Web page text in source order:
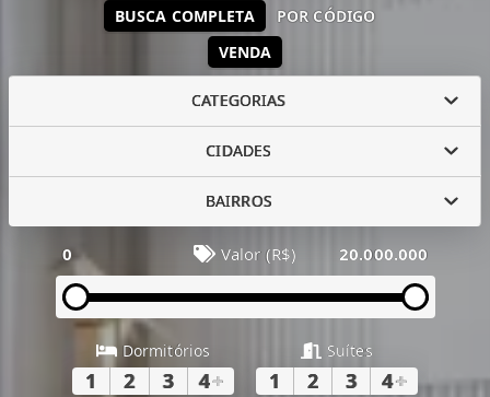
VENDA
BUSCA COMPLETA POR CÓDIGO
CATEGORIAS
CIDADES
BAIRROS
0 Valor (R$) 20.000.000
Dormitórios
1 2 3 4+
Suítes
1 2 3 4+